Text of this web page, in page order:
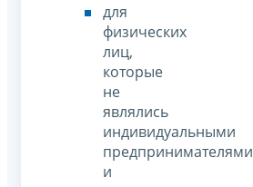
для
физических
лиц,
которые
не
являлись
индивидуальными
предпринимателями
и